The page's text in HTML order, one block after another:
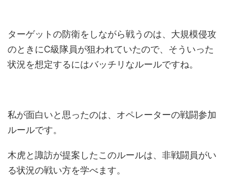
ターゲットの防衛をしながら戦うのは、大規模侵攻
のときにC級隊員が狙われていたので、そういった
状況を想定するにはバッチリなルールですね。
私が面白いと思ったのは、オペレーターの戦闘参加
ルールです。
木虎と諏訪が提案したこのルールは、非戦闘員がい
る状況の戦い方を学べます。